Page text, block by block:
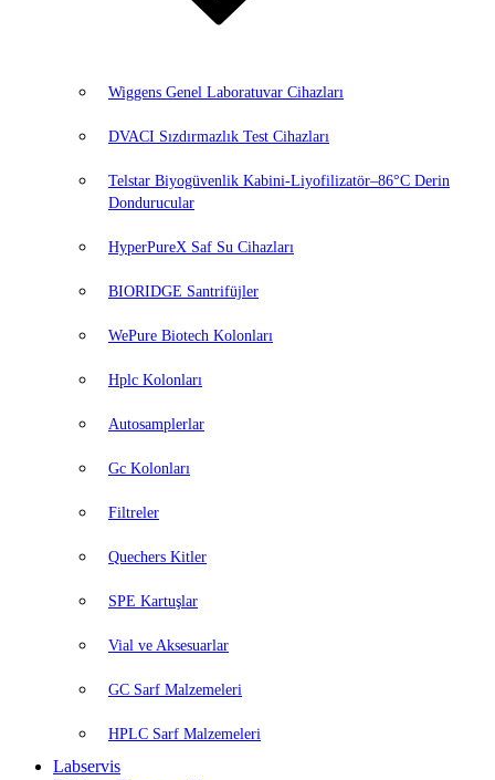
Wiggens Genel Laboratuvar Cihazları
DVACI Sızdırmazlık Test Cihazları
Telstar Biyogüvenlik Kabini-Liyofilizatör–86°C Derin
Dondurucular
HyperPureX Saf Su Cihazları
BIORIDGE Santrifüjler
WePure Biotech Kolonları
Hplc Kolonları
Autosamplerlar
Gc Kolonları
Filtreler
Quechers Kitler
SPE Kartuşlar
Vial ve Aksesuarlar
GC Sarf Malzemeleri
HPLC Sarf Malzemeleri
Labservis